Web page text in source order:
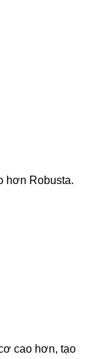
hơn Robusta.
cao hơn, tạo